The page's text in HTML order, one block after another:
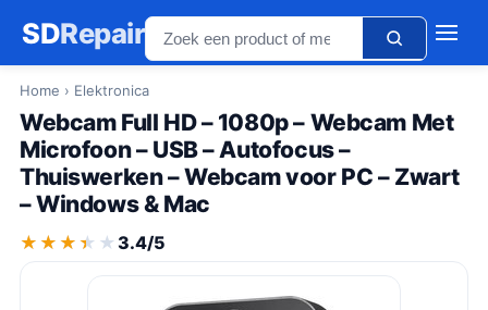
SDRepair
Home › Elektronica
Webcam Full HD – 1080p – Webcam Met
Microfoon – USB – Autofocus –
Thuiswerken – Webcam voor PC – Zwart
– Windows & Mac
★★★★★
★★★★★ 3.4/5